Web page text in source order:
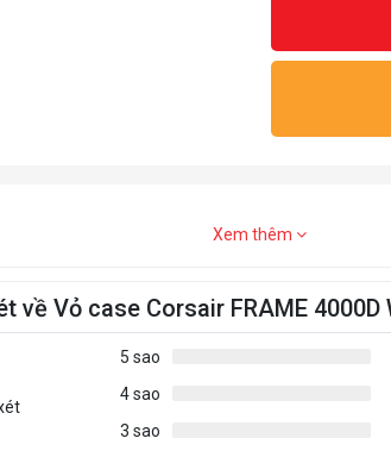
Xem thêm
về Vỏ case Corsair FRAME
5 sao
4 sao
3 sao